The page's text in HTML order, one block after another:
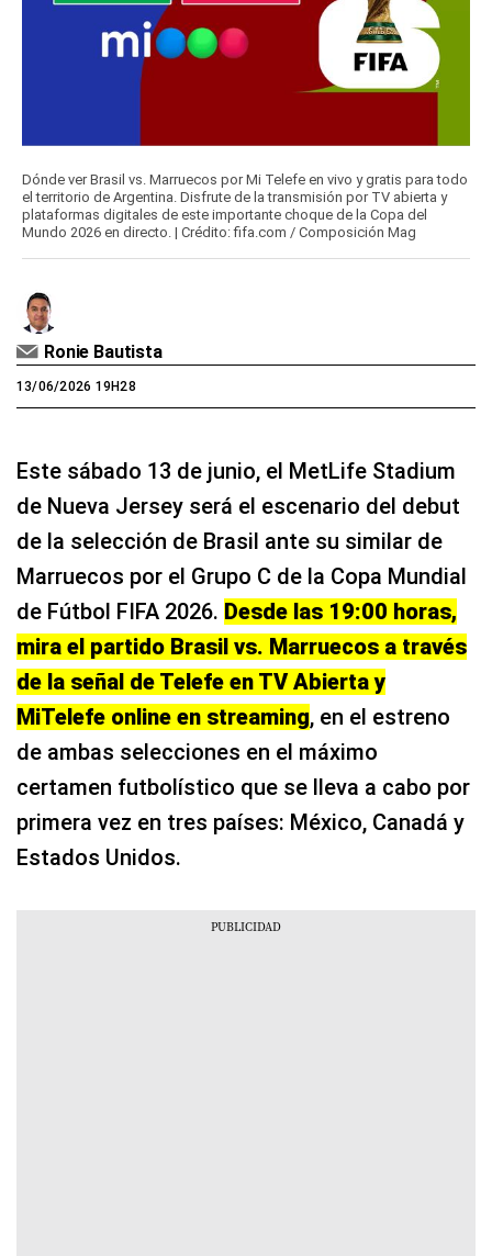
Dónde ver Brasil vs. Marruecos por Mi Telefe en vivo y gratis para todo
el territorio de Argentina. Disfrute de la transmisión por TV abierta y
plataformas digitales de este importante choque de la Copa del
Mundo 2026 en directo. | Crédito: fifa.com / Composición Mag
Ronie Bautista
13/06/2026 19H28
Este sábado 13 de junio, el MetLife Stadium
de Nueva Jersey será el escenario del debut
de la selección de Brasil ante su similar de
Marruecos por el Grupo C de la Copa Mundial
de Fútbol FIFA 2026. Desde las 19:00 horas,
mira el partido Brasil vs. Marruecos a través
de la señal de Telefe en TV Abierta y
MiTelefe online en streaming, en el estreno
de ambas selecciones en el máximo
certamen futbolístico que se lleva a cabo por
primera vez en tres países: México, Canadá y
Estados Unidos.